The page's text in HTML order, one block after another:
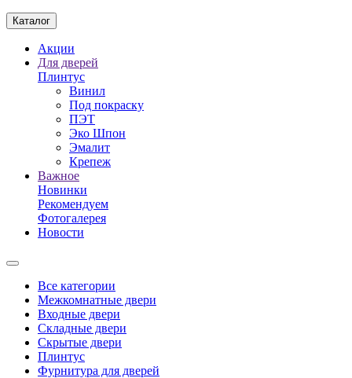
Каталог
Акции
Для дверей
Плинтус
Винил
Под покраску
ПЭТ
Эко Шпон
Эмалит
Крепеж
Важное
Новинки
Рекомендуем
Фотогалерея
Новости
Все категории
Межкомнатные двери
Входные двери
Складные двери
Скрытые двери
Плинтус
Фурнитура для дверей